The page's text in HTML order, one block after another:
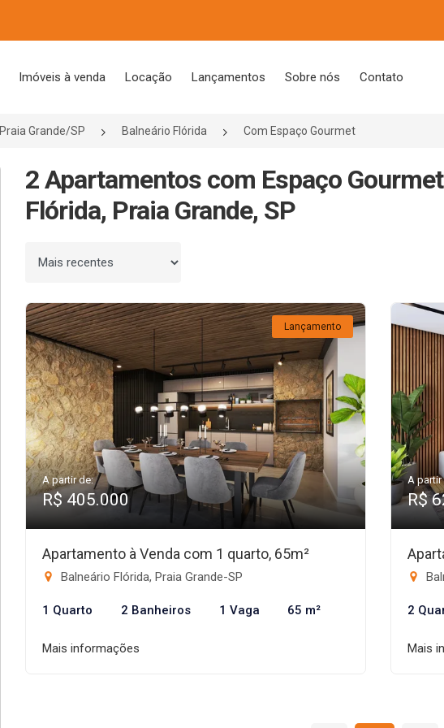
Imóveis à venda Locação Lançamentos Sobre nós Contato
Praia Grande/SP Balneário Flórida Com Espaço Gourmet
2 Apartamentos com Espaço
Flórida, Praia Grande, SP
Ordenar por
Lançamento
A partir de:
R$ 405.000
Apartamento à Venda com 1 quarto, 65m²
Balneário Flórida, Praia Grande-SP
1 Quarto 2 Banheiros 1 Vaga 65 m²
Mais informações
A partir
R$
2
Mais